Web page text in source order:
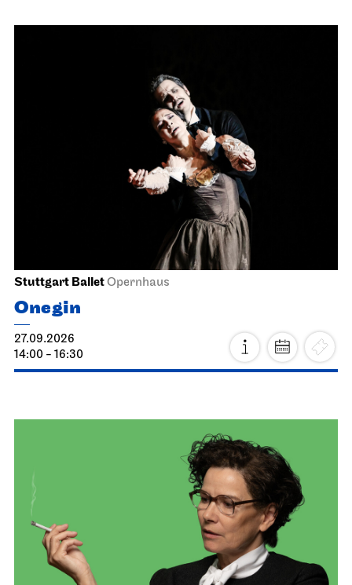
Stuttgart BalletOpernhaus
Onegin
27.09.2026
14:00 - 16:30